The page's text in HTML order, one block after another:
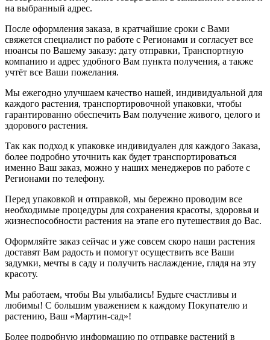
на выбранный адрес.
После оформления заказа, в кратчайшие сроки с Вами
свяжется специалист по работе с Регионами и согласует все
нюансы по Вашему заказу: дату отправки, Транспортную
компанию и адрес удобного Вам пункта получения, а также
учтёт все Ваши пожелания.
Мы ежегодно улучшаем качество нашей, индивидуальной для
каждого растения, транспортировочной упаковки, чтобы
гарантированно обеспечить Вам получение живого, целого и
здорового растения.
Так как подход к упаковке индивидуален для каждого Заказа,
более подробно уточнить как будет транспортироваться
именно Ваш заказ, можно у наших менеджеров по работе с
Регионами по телефону.
Перед упаковкой и отправкой, мы бережно проводим все
необходимые процедуры для сохранения красоты, здоровья и
жизнеспособности растения на этапе его путешествия до Вас.
Оформляйте заказ сейчас и уже совсем скоро наши растения
доставят Вам радость и помогут осуществить все Ваши
задумки, мечты в саду и получить наслаждение, глядя на эту
красоту.
Мы работаем, чтобы Вы улыбались! Будьте счастливы и
любимы! С большим уважением к каждому Покупателю и
растению, Ваш «Мартин-сад»!
Более подробную информацию по отправке растений в